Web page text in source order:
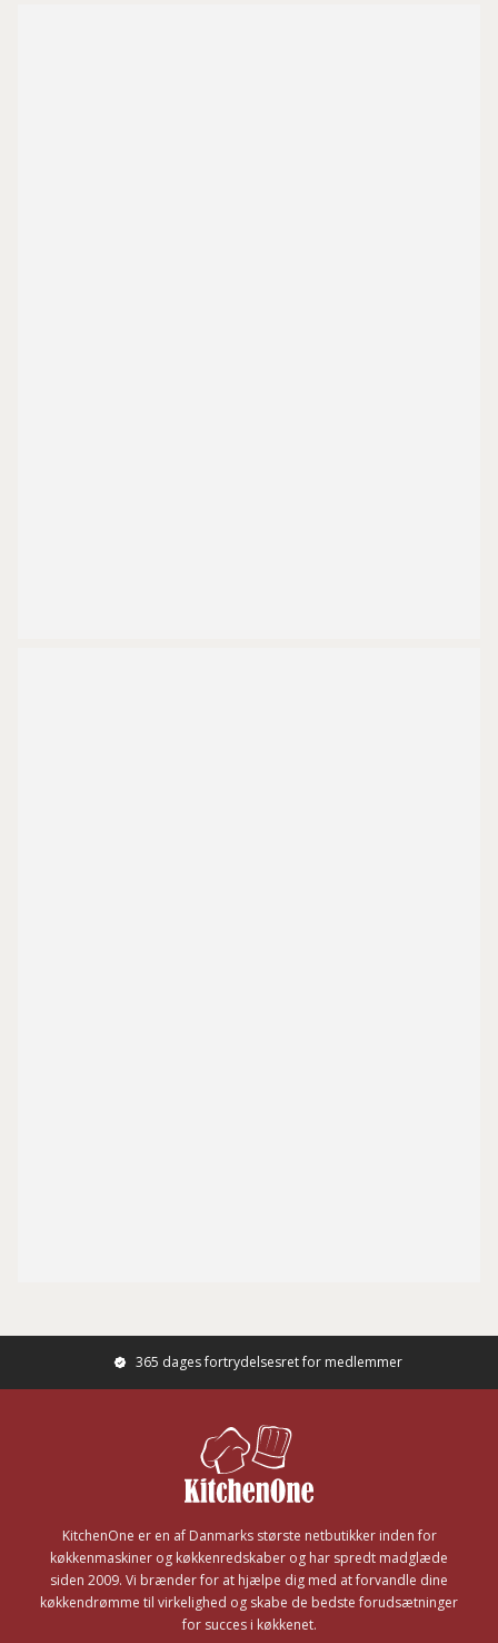
365 dages fortrydelsesret for medlemmer
KitchenOne er en af Danmarks største netbutikker inden for
køkkenmaskiner og køkkenredskaber og har spredt madglæde
siden 2009. Vi brænder for at hjælpe dig med at forvandle dine
køkkendrømme til virkelighed og skabe de bedste forudsætninger
for succes i køkkenet.